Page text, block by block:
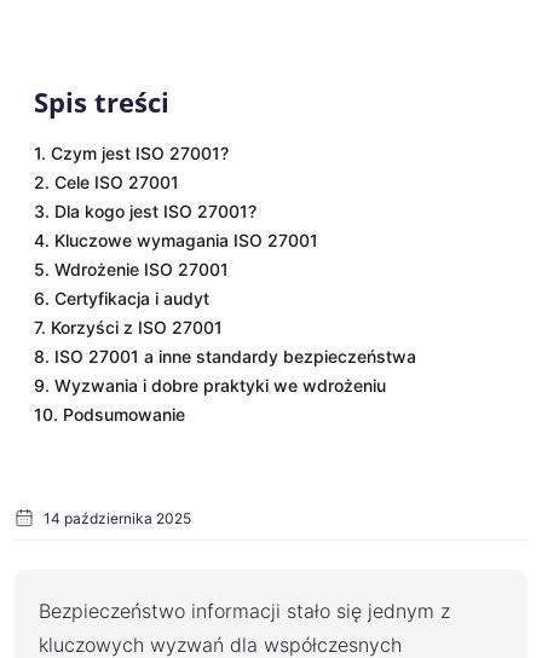
Spis treści
1. Czym jest ISO 27001?
2. Cele ISO 27001
3. Dla kogo jest ISO 27001?
4. Kluczowe wymagania ISO 27001
5. Wdrożenie ISO 27001
6. Certyfikacja i audyt
7. Korzyści z ISO 27001
8. ISO 27001 a inne standardy bezpieczeństwa
9. Wyzwania i dobre praktyki we wdrożeniu
10. Podsumowanie
14 października 2025
Bezpieczeństwo informacji stało się jednym z
kluczowych wyzwań dla współczesnych